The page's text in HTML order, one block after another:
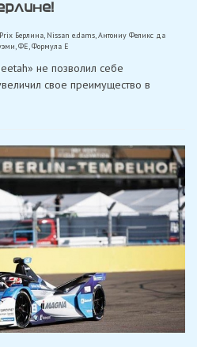
Берлина, Nissan e.dams,Антониу Феликс да
,ФЕ,Формула Е
не позволил себе
свое преимущество в